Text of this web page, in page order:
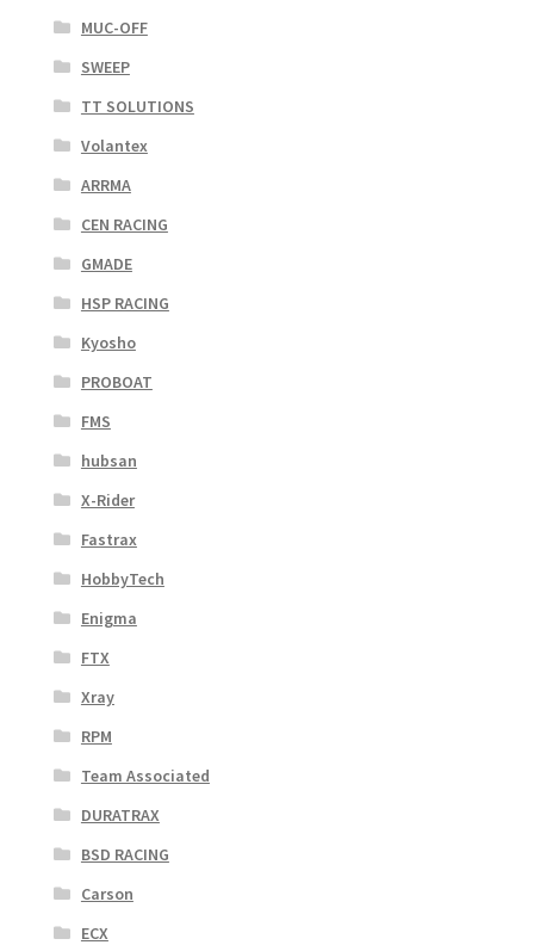
MUC-OFF
SWEEP
TT SOLUTIONS
Volantex
ARRMA
CEN RACING
GMADE
HSP RACING
Kyosho
PROBOAT
FMS
hubsan
X-Rider
Fastrax
HobbyTech
Enigma
FTX
Xray
RPM
Team Associated
DURATRAX
BSD RACING
Carson
ECX